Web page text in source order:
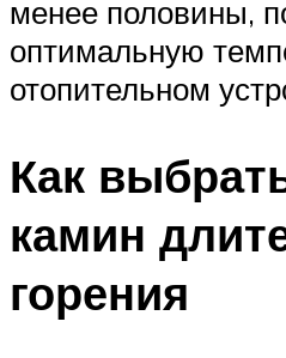
менее половины,
оптимальную
отопительном
Как
камин
горения